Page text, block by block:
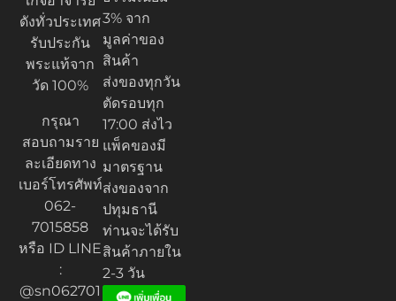
ดังทั่วประเทศ
รับประกัน
พระแท้จาก
วัด 100%
กรุณา
สอบถามราย
ละเอียดทาง
เบอร์โทรศัพท์
062-
7015858
หรือ ID LINE
:
@sn062701
3% จาก
มูลค่าของ
สินค้า
ส่งของทุกวัน
ตัดรอบทุก
17:00 ส่งไว
แพ็คของมี
มาตรฐาน
ส่งของจาก
ปทุมธานี
ท่านจะได้รับ
สินค้าภายใน
2-3 วัน